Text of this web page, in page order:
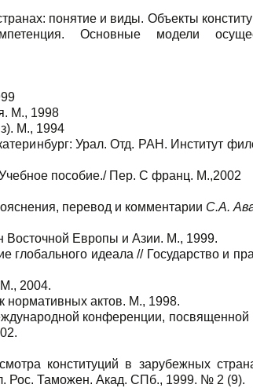
понятие и виды. Объекты
Основные модели
М., 1998
М., 1994
Урал. Отд. РАН. Институт
пособие./ Пер. С франц. М.,2002
перевод и комментарии С.А.
Восточной Европы и Азии. М., 1999.
идеала // Государство и
2004.
нормативных актов. М., 1998.
конференции, посвященной
конституций в зарубежных
Рос. Таможен. Акад. СПб., 1999. № 2 (9).